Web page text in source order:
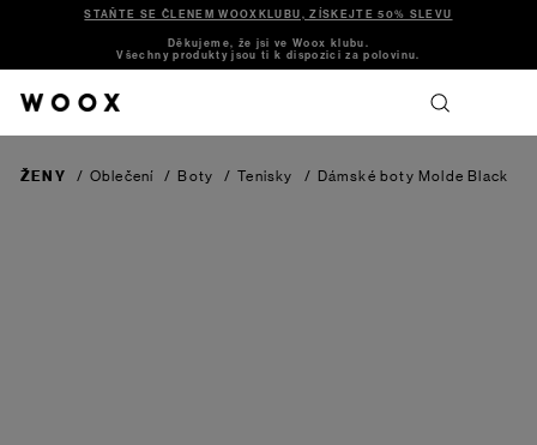
STAŇTE SE ČLENEM WOOXKLUBU, ZÍSKEJTE 50% SLEVU
Děkujeme, že jsi ve Woox klubu.
Všechny produkty jsou ti k dispozici za polovinu.
ŽENY / Oblečení / Boty / Tenisky / Dámské boty Molde Black